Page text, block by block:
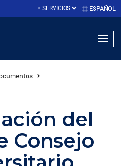
SERVICIOS ESPAÑOL
del
Consejo